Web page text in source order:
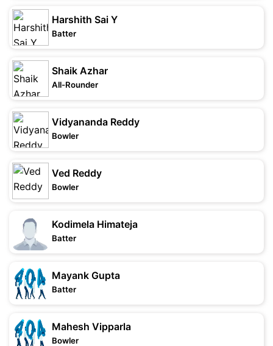
Harshith Sai Y
Batter
Shaik Azhar
All-Rounder
Vidyananda Reddy
Bowler
Ved Reddy
Bowler
Kodimela Himateja
Batter
Mayank Gupta
Batter
Mahesh Vipparla
Bowler